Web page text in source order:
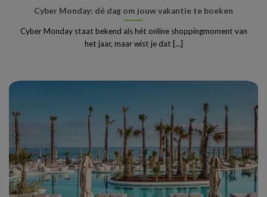
Cyber Monday: dé dag om jouw vakantie te boeken
Cyber Monday staat bekend als hét online shoppingmoment van
het jaar, maar wist je dat [...]